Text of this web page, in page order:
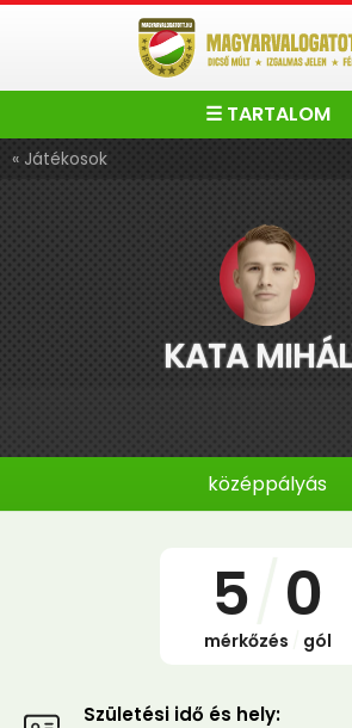
☰ TARTALOM
« Játékosok
KATA
középpályás
5 0
mérkőzés gól
Születési idő és hely: